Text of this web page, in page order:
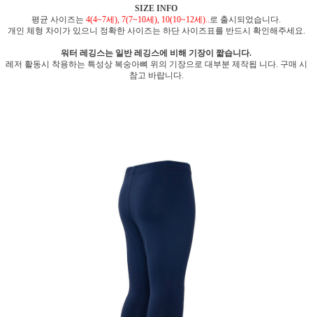
SIZE INFO
평균 사이즈는4(4~7세), 7(7~10세), 10(10~12세)..로 출시되었습니다.
개인 체형 차이가 있으니 정확한 사이즈는 하단 사이즈표를 반드시 확인해주세요.
워터 레깅스는 일반 레깅스에 비해 기장이 짧습니다.
레저 활동시 착용하는 특성상 복숭아뼈 위의 기장으로 대부분 제작됩 니다. 구매 시
참고 바랍니다.